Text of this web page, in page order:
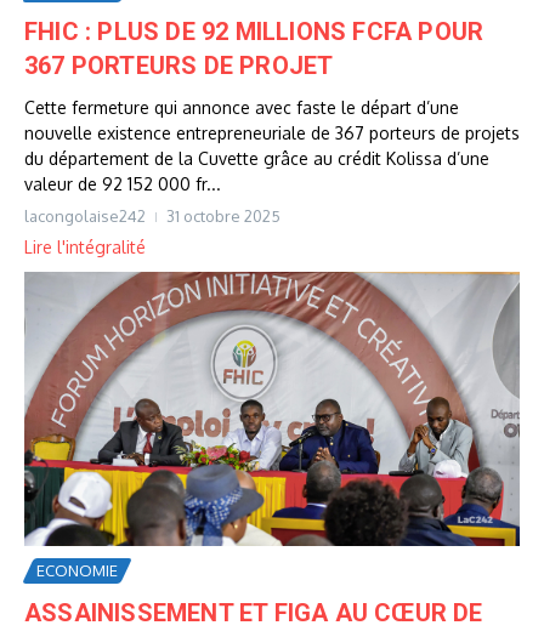
FHIC : PLUS DE 92 MILLIONS FCFA POUR
367 PORTEURS DE PROJET
Cette fermeture qui annonce avec faste le départ d’une
nouvelle existence entrepreneuriale de 367 porteurs de projets
du département de la Cuvette grâce au crédit Kolissa d’une
valeur de 92 152 000 fr...
lacongolaise242 31 octobre 2025
Lire l'intégralité
ECONOMIE
ASSAINISSEMENT ET FIGA AU CŒUR DE